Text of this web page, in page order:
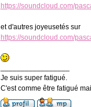
https://soundcloud.com/
et d'autres joyeusetés sur
https://soundcloud.com/
Je suis super fatigué.
C'est comme être fatigué